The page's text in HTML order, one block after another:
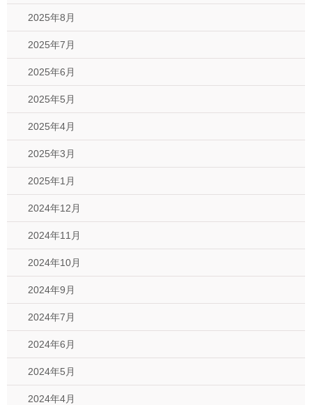
2025年8月
2025年7月
2025年6月
2025年5月
2025年4月
2025年3月
2025年1月
2024年12月
2024年11月
2024年10月
2024年9月
2024年7月
2024年6月
2024年5月
2024年4月